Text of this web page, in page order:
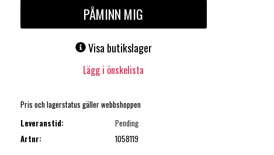
PÅMINN MIG
Visa butikslager
Lägg i önskelista
Pris och lagerstatus gäller webbshoppen
Leveranstid:
Pending
Artnr:
1058119